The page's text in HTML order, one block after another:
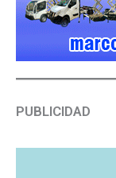
PUBLICIDAD